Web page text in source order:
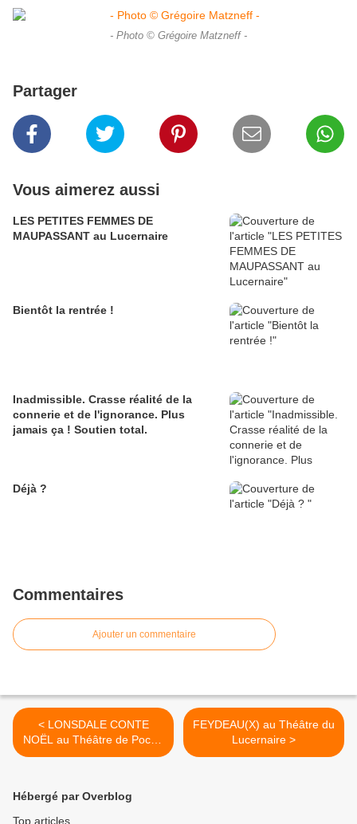
- Photo © Grégoire Matzneff -
Partager
Vous aimerez aussi
LES PETITES FEMMES DE
MAUPASSANT au Lucernaire
Bientôt la rentrée !
Inadmissible. Crasse réalité de la
connerie et de l'ignorance. Plus
jamais ça ! Soutien total.
Déjà ?
Commentaires
Ajouter un commentaire
< LONSDALE CONTE
NOËL au Théâtre de Poche
Montparnasse
FEYDEAU(X) au Théâtre du
Lucernaire >
Hébergé par Overblog
Top articles